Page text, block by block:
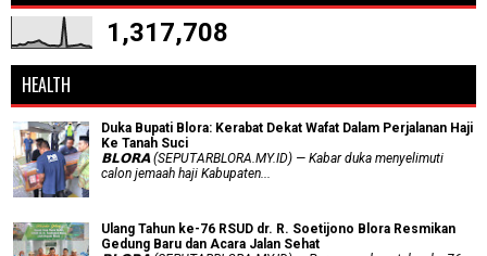
1,317,708
HEALTH
Duka Bupati Blora: Kerabat Dekat Wafat Dalam Perjalanan Haji
Ke Tanah Suci
𝗕𝗟𝗢𝗥𝗔 (SEPUTARBLORA.MY.ID) — Kabar duka menyelimuti
calon jemaah haji Kabupaten...
Ulang Tahun ke-76 RSUD dr. R. Soetijono Blora Resmikan
Gedung Baru dan Acara Jalan Sehat